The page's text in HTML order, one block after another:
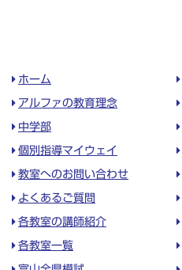
ホーム
アルファの教育理念
中学部
個別指導マイウェイ
教室へのお問い合わせ
よくあるご質問
各教室の講師紹介
各教室一覧